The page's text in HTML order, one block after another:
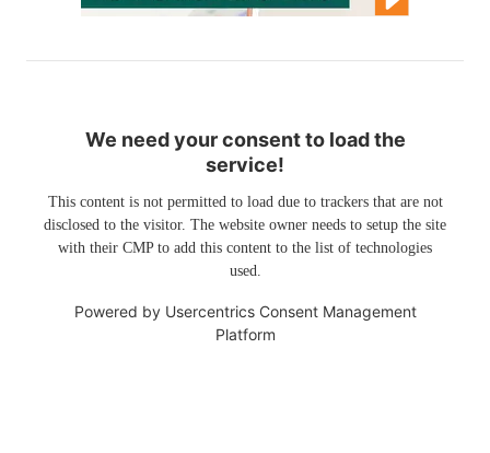
We need your consent to load the
service!
This content is not permitted to load due to trackers that are not
disclosed to the visitor. The website owner needs to setup the site
with their CMP to add this content to the list of technologies
used.
Powered by Usercentrics Consent Management
Platform